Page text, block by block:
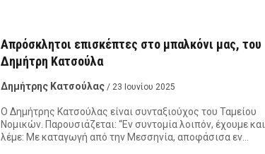
Απρόσκλητοι επισκέπτες στο μπαλκόνι μας, του
Δημήτρη Κατσούλα
Δημήτρης Κατσούλας / 23 Ιουνίου 2025
Ο Δημήτρης Κατσούλας είναι συνταξιούχος του Ταμείου
Νομικών. Παρουσιάζεται: “Εν συντομία λοιπόν, έχουμε και
λέμε: Με καταγωγή από την Μεσσηνία, αποφάσισα εν…